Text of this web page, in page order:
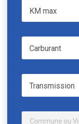
KM max
CarburantCarburant
TransmissionTransmission